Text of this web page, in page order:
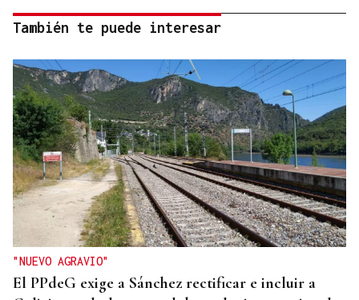
También te puede interesar
"NUEVO AGRAVIO"
El PPdeG exige a Sánchez rectificar e incluir a